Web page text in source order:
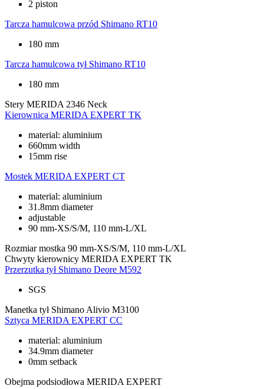
2 piston
Tarcza hamulcowa przód Shimano RT10
180 mm
Tarcza hamulcowa tył Shimano RT10
180 mm
Stery MERIDA 2346 Neck
Kierownica MERIDA EXPERT TK
material: aluminium
660mm width
15mm rise
Mostek MERIDA EXPERT CT
material: aluminium
31.8mm diameter
adjustable
90 mm-XS/S/M, 110 mm-L/XL
Rozmiar mostka 90 mm-XS/S/M, 110 mm-L/XL
Chwyty kierownicy MERIDA EXPERT TK
Przerzutka tył Shimano Deore M592
SGS
Manetka tył Shimano Alivio M3100
Sztyca MERIDA EXPERT CC
material: aluminium
34.9mm diameter
0mm setback
Obejma podsiodłowa MERIDA EXPERT